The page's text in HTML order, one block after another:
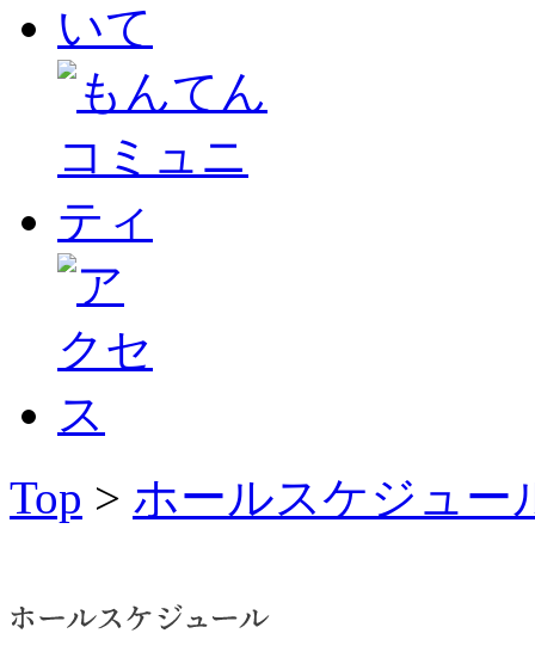
Top > ホールスケジュー